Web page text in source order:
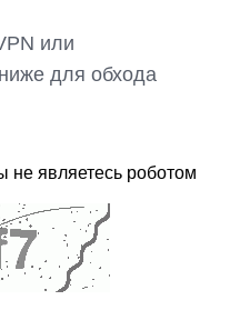
или
для обхода
не являетесь роботом